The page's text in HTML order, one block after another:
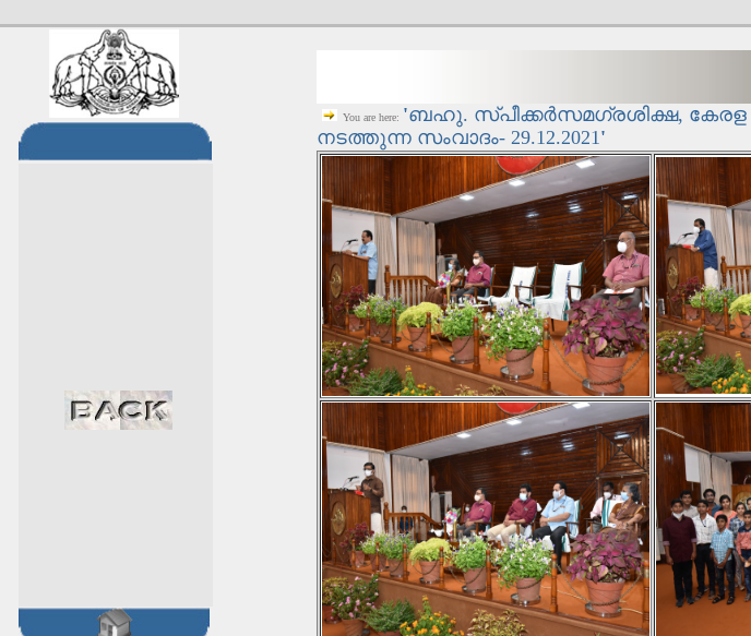
You are here: 'ബഹു. സ്പീക്കര്‍സമഗ്രശിക്ഷ, കേരള
നടത്തുന്ന സംവാദം- 29.12.2021'